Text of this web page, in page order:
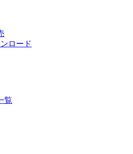
ロード
覧